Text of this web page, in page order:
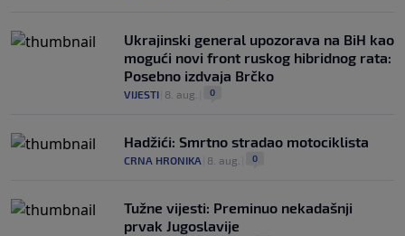
Ukrajinski general upozorava na BiH kao
mogući novi front ruskog hibridnog rata:
Posebno izdvaja Brčko
VIJESTI 8. aug. 0
Hadžići: Smrtno stradao motociklista
CRNA HRONIKA 8. aug. 0
Tužne vijesti: Preminuo nekadašnji
prvak Jugoslavije